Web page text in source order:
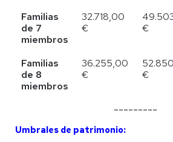
Familias
de 7
miembros
32.718,00
€
€
Familias
de 8
miembros
36.255,00
€
€
---------
Umbrales de patrimonio: